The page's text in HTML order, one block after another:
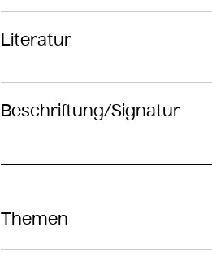
Literatur
Beschriftung/Signatur
Themen